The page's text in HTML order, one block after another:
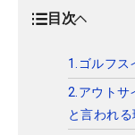
目次
1.ゴルフス
2.アウトサ
と言われる